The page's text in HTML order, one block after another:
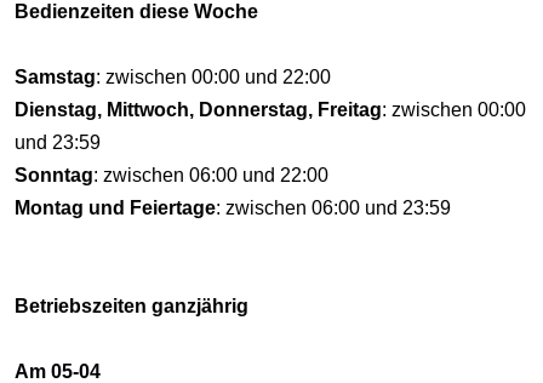
Bedienzeiten diese Woche
Samstag: zwischen 00:00 und 22:00
Dienstag, Mittwoch, Donnerstag, Freitag: zwischen 00:00
und 23:59
Sonntag: zwischen 06:00 und 22:00
Montag und Feiertage: zwischen 06:00 und 23:59
Betriebszeiten ganzjährig
Am 05-04